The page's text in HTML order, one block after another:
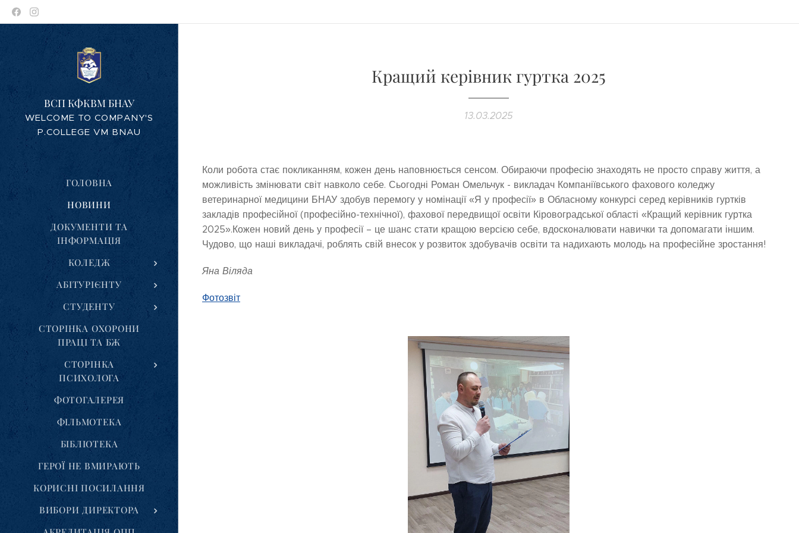
ВСП КФКВМ БНАУ
WELCOME TO COMPANY'S
P.COLLEGE VM BNAU
ГОЛОВНА
НОВИНИ
ДОКУМЕНТИ ТА
ІНФОРМАЦІЯ
КОЛЕДЖ
АБІТУРІЄНТУ
СТУДЕНТУ
СТОРІНКА ОХОРОНИ
ПРАЦІ ТА БЖ
СТОРІНКА
ПСИХОЛОГА
ФОТОГАЛЕРЕЯ
ФІЛЬМОТЕКА
БІБЛІОТЕКА
ГЕРОЇ НЕ ВМИРАЮТЬ
КОРИСНІ ПОСИЛАННЯ
ВИБОРИ ДИРЕКТОРА
Кращий керівник гуртка 2025
13.03.2025
Коли робота стає покликанням, кожен день наповнюється сенсом. Обираючи професію знаходять не просто справу життя, а
можливість змінювати світ навколо себе. Сьогодні Роман Омельчук - викладач Компаніївського фахового коледжу
ветеринарної медицини БНАУ здобув перемогу у номінації «Я у професії» в Обласному конкурсі серед керівників гуртків
закладів професійної (професійно-технічної), фахової передвищої освіти Кіровоградської області «Кращий керівник гуртка
2025».Кожен новий день у професії – це шанс стати кращою версією себе, вдосконалювати навички та допомагати іншим.
Чудово, що наші викладачі, роблять свій внесок у розвиток здобувачів освіти та надихають молодь на професійне зростання!
Яна Віляда
Фотозвіт